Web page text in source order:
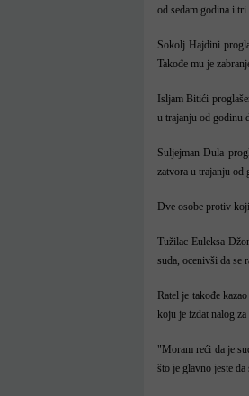
od sedam godina i tri
Sokolj Hajdini
Takođe mu je
Isljam Bitići
u trajanju od godinu
Suljejman Dula
zatvora u trajanju od
Dve osobe protiv
Tužilac Euleksa
suda, ocenivši da se
Ratel je takođe
koju je izdat nalog za
"Moram reći da je
što je glavno jeste